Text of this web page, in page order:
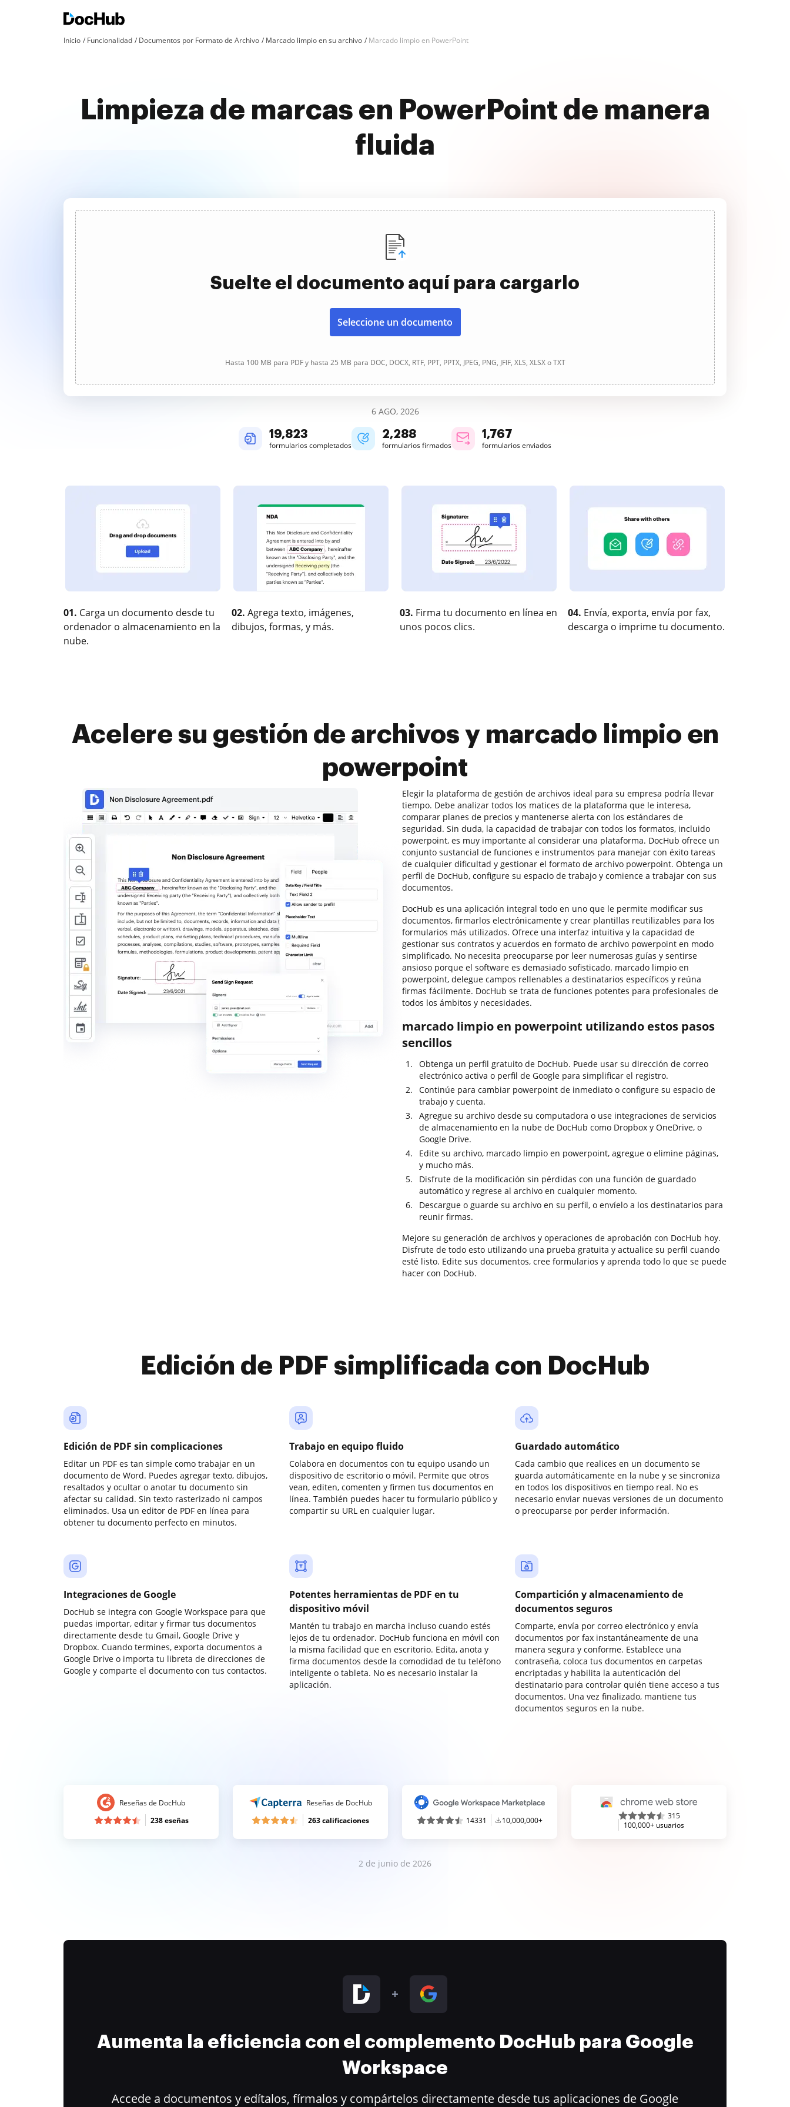
Inicio Funcionalidad Documentos por Formato de Archivo Marcado limpio en su archivo Marcado limpio en PowerPoint
Limpieza de marcas en PowerPoint de manera
fluida
Suelte el documento aquí para cargarlo
Seleccione un documento
Hasta 100 MB para PDF y hasta 25 MB para DOC, DOCX, RTF, PPT, PPTX, JPEG, PNG, JFIF, XLS, XLSX o TXT
6 AGO, 2026
19,824
formularios completados
2,288
formularios firmados
1,767
formularios enviados
01. Carga un documento desde tu
ordenador o almacenamiento en la
nube.
02. Agrega texto, imágenes,
dibujos, formas, y más.
03. Firma tu documento en línea en
unos pocos clics.
04. Envía, exporta, envía por fax,
descarga o imprime tu documento.
Acelere su gestión de archivos y marcado limpio en
powerpoint
Elegir la plataforma de gestión de archivos ideal para su empresa podría llevar
tiempo. Debe analizar todos los matices de la plataforma que le interesa,
comparar planes de precios y mantenerse alerta con los estándares de
seguridad. Sin duda, la capacidad de trabajar con todos los formatos, incluido
powerpoint, es muy importante al considerar una plataforma. DocHub ofrece un
conjunto sustancial de funciones e instrumentos para manejar con éxito tareas
de cualquier dificultad y gestionar el formato de archivo powerpoint. Obtenga un
perfil de DocHub, configure su espacio de trabajo y comience a trabajar con sus
documentos.
DocHub es una aplicación integral todo en uno que le permite modificar sus
documentos, firmarlos electrónicamente y crear plantillas reutilizables para los
formularios más utilizados. Ofrece una interfaz intuitiva y la capacidad de
gestionar sus contratos y acuerdos en formato de archivo powerpoint en modo
simplificado. No necesita preocuparse por leer numerosas guías y sentirse
ansioso porque el software es demasiado sofisticado. marcado limpio en
powerpoint, delegue campos rellenables a destinatarios específicos y reúna
firmas fácilmente. DocHub se trata de funciones potentes para profesionales de
todos los ámbitos y necesidades.
marcado limpio en powerpoint utilizando estos pasos
sencillos
Obtenga un perfil gratuito de DocHub. Puede usar su dirección de correo
electrónico activa o perfil de Google para simplificar el registro.
Continúe para cambiar powerpoint de inmediato o configure su espacio de
trabajo y cuenta.
Agregue su archivo desde su computadora o use integraciones de servicios
de almacenamiento en la nube de DocHub como Dropbox y OneDrive, o
Google Drive.
Edite su archivo, marcado limpio en powerpoint, agregue o elimine páginas,
y mucho más.
Disfrute de la modificación sin pérdidas con una función de guardado
automático y regrese al archivo en cualquier momento.
Descargue o guarde su archivo en su perfil, o envíelo a los destinatarios para
reunir firmas.
Mejore su generación de archivos y operaciones de aprobación con DocHub hoy.
Disfrute de todo esto utilizando una prueba gratuita y actualice su perfil cuando
esté listo. Edite sus documentos, cree formularios y aprenda todo lo que se puede
hacer con DocHub.
Edición de PDF simplificada con DocHub
Edición de PDF sin complicaciones
Editar un PDF es tan simple como trabajar en un
documento de Word. Puedes agregar texto, dibujos,
resaltados y ocultar o anotar tu documento sin
afectar su calidad. Sin texto rasterizado ni campos
eliminados. Usa un editor de PDF en línea para
obtener tu documento perfecto en minutos.
Trabajo en equipo fluido
Colabora en documentos con tu equipo usando un
dispositivo de escritorio o móvil. Permite que otros
vean, editen, comenten y firmen tus documentos en
línea. También puedes hacer tu formulario público y
compartir su URL en cualquier lugar.
Guardado automático
Cada cambio que realices en un documento se
guarda automáticamente en la nube y se sincroniza
en todos los dispositivos en tiempo real. No es
necesario enviar nuevas versiones de un documento
o preocuparse por perder información.
Integraciones de Google
DocHub se integra con Google Workspace para que
puedas importar, editar y firmar tus documentos
directamente desde tu Gmail, Google Drive y
Dropbox. Cuando termines, exporta documentos a
Google Drive o importa tu libreta de direcciones de
Google y comparte el documento con tus contactos.
Potentes herramientas de PDF en tu
dispositivo móvil
Mantén tu trabajo en marcha incluso cuando estés
lejos de tu ordenador. DocHub funciona en móvil con
la misma facilidad que en escritorio. Edita, anota y
firma documentos desde la comodidad de tu teléfono
inteligente o tableta. No es necesario instalar la
aplicación.
Compartición y almacenamiento de
documentos seguros
Comparte, envía por correo electrónico y envía
documentos por fax instantáneamente de una
manera segura y conforme. Establece una
contraseña, coloca tus documentos en carpetas
encriptadas y habilita la autenticación del
destinatario para controlar quién tiene acceso a tus
documentos. Una vez finalizado, mantiene tus
documentos seguros en la nube.
Reseñas de DocHub
238 eseñas
Reseñas de DocHub
263 calificaciones
14331 10,000,000+
315
100,000+ usuarios
2 de junio de 2026
Aumenta la eficiencia con el complemento DocHub para Google
Workspace
Accede a documentos y edítalos, fírmalos y compártelos directamente desde tus aplicaciones de Google